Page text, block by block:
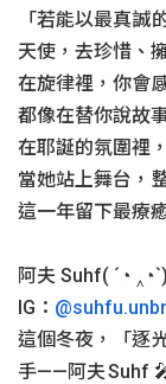
「若能以最真誠
天使，去珍惜、
在旋律裡，你會
都像在替你說故
在耶誕的氛圍裡
當她站上舞台，
這一年留下最療
阿夫 Suhf( ´◔ ‸◔`)
IG：
這個冬夜，「逐
手——阿夫 Suhf